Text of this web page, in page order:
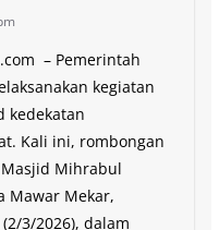
– Pemerintah
kegiatan
kedekatan
Kali ini, rombongan
Mihrabul
Mawar Mekar,
3/2026), dalam